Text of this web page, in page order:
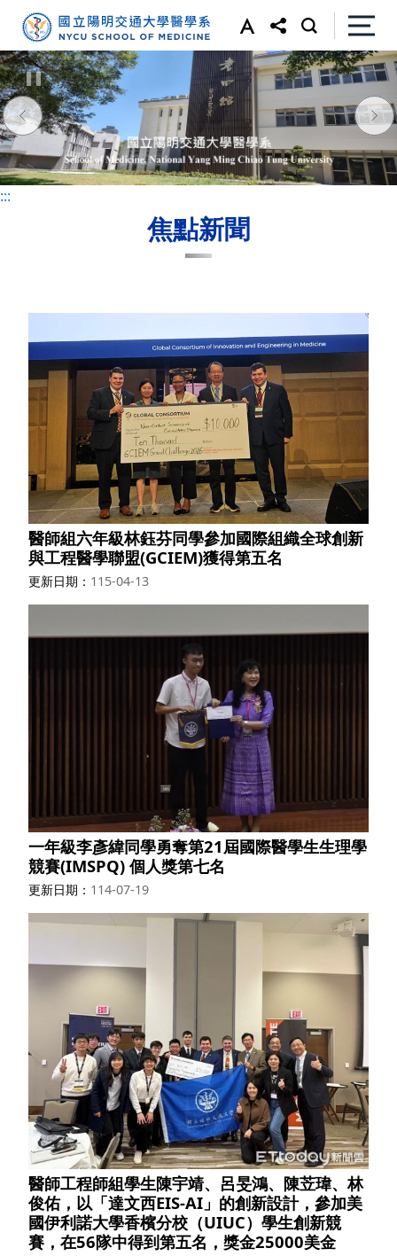
:::
:::
焦點新聞
醫師組六年級林鈺芬同學參加國際組織全球創新
與工程醫學聯盟(GCIEM)獲得第五名
更新日期 115-04-13
一年級李彥緯同學勇奪第21屆國際醫學生生理學
競賽(IMSPQ) 個人獎第七名
更新日期 114-07-19
醫師工程師組學生陳宇靖、呂旻鴻、陳苙瑋、林
俊佑，以「達文西EIS-AI」的創新設計，參加美
國伊利諾大學香檳分校（UIUC）學生創新競
賽，在56隊中得到第五名，獎金25000美金